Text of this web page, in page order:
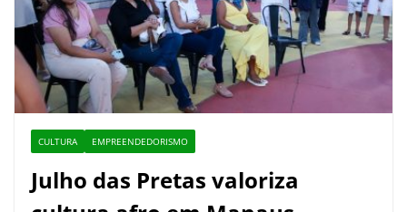
CULTURA EMPREENDEDORISMO
Julho das Pretas valoriza